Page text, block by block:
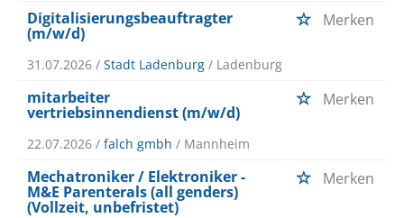
Digitalisierungsbeauftragter
(m/w/d)
Merken
31.07.2026 / Stadt Ladenburg / Ladenburg
mitarbeiter
vertriebsinnendienst (m/w/d)
Merken
22.07.2026 / falch gmbh / Mannheim
Mechatroniker / Elektroniker -
M&E Parenterals (all genders)
(Vollzeit, unbefristet)
Merken